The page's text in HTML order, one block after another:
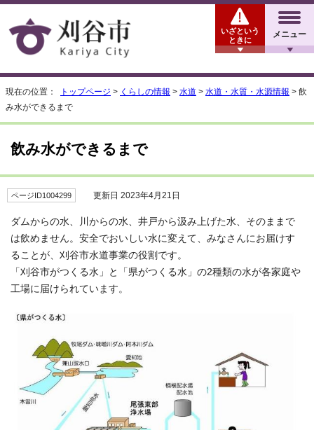
メニュー
いざという
ときに
現在の位置： トップページ > くらしの情報 > 水道 > 水道・水質・水源情報 > 飲
み水ができるまで
飲み水ができるまで
ページID1004299 更新日 2023年4月21日
ダムからの水、川からの水、井戸から汲み上げた水、そのままで
は飲めません。安全でおいしい水に変えて、みなさんにお届けす
ることが、刈谷市水道事業の役割です。
「刈谷市がつくる水」と「県がつくる水」の2種類の水が各家庭や
工場に届けられています。